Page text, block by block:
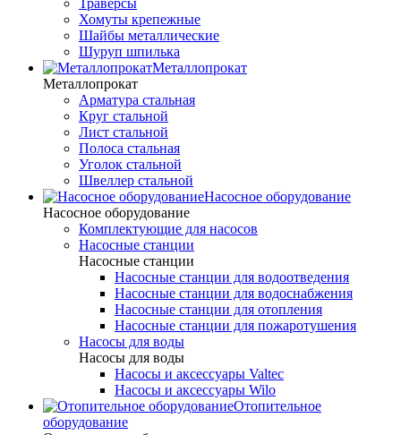
Траверсы
Хомуты крепежные
Шайбы металлические
Шуруп шпилька
Металлопрокат
Металлопрокат
Арматура стальная
Круг стальной
Лист стальной
Полоса стальная
Уголок стальной
Швеллер стальной
Насосное оборудование
Насосное оборудование
Комплектующие для насосов
Насосные станции
Насосные станции
Насосные станции для водоотведения
Насосные станции для водоснабжения
Насосные станции для отопления
Насосные станции для пожаротушения
Насосы для воды
Насосы для воды
Насосы и аксессуары Valtec
Насосы и аксессуары Wilo
Отопительное
оборудование